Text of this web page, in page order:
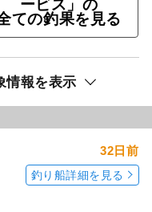
ービス」の
ての釣果を見る
情報を表示
32日前
釣り船詳細を見る